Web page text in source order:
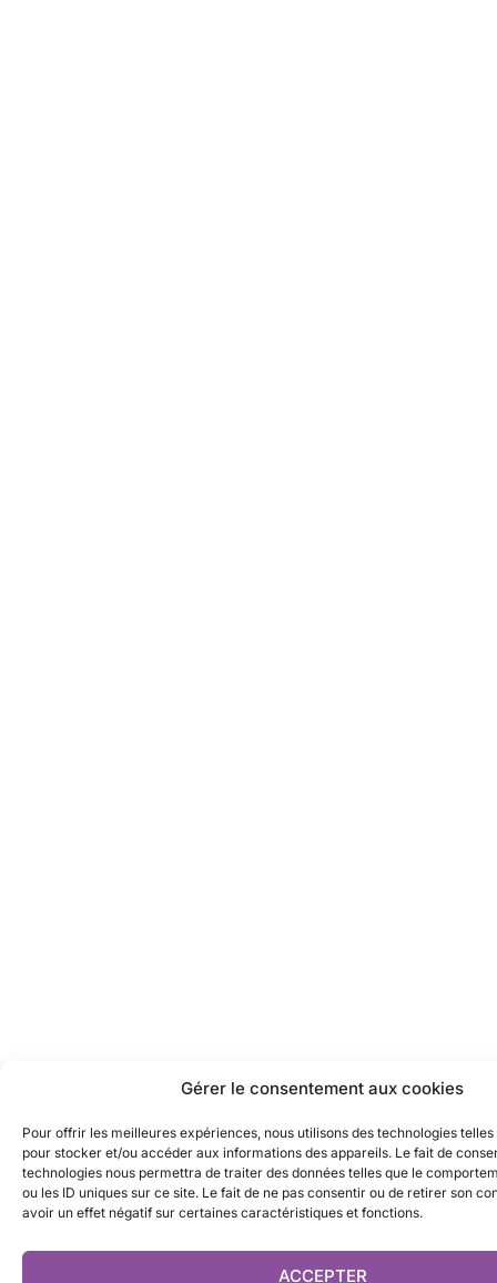
Gérer le consentement aux cookies
Pour offrir les meilleures expériences, nous utilisons des technologies
pour stocker et/ou accéder aux informations des appareils. Le fait de
technologies nous permettra de traiter des données telles que le
ou les ID uniques sur ce site. Le fait de ne pas consentir ou de retirer son
avoir un effet négatif sur certaines caractéristiques et fonctions.
ACCEPTER